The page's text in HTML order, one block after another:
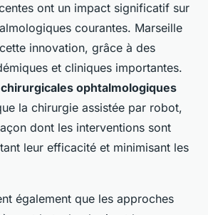
ont un impact significatif sur
courantes. Marseille
innovation, grâce à des
et cliniques importantes.
ophtalmologiques
la chirurgie assistée par robot,
dont les interventions sont
leur efficacité et minimisant les
également que les approches